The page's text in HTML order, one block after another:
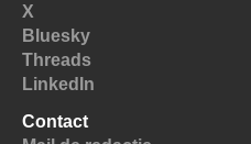
X
Bluesky
Threads
LinkedIn
Contact